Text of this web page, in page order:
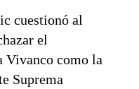
cuestionó al
el
Vivanco como la
Suprema